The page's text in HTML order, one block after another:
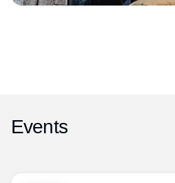
Events